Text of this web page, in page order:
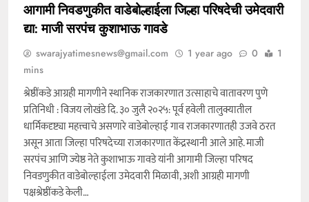
आगामी निवडणुकीत वाडेबोल्हाईला जिल्हा परिषदेची उमेदवारी
द्या: माजी सरपंच कुशाभाऊ गावडे
swarajyatimesnews@gmail.com 1 year ago 0
1
mins
श्रेष्ठींकडे आग्रही मागणीने स्थानिक राजकारणात उत्साहाचे वातावरण पुणे
प्रतिनिधी : विजय लोखंडे दि. ३० जुलै २०२५: पूर्व हवेली तालुक्यातील
धार्मिकदृष्ट्या महत्त्वाचे असणारे वाडेबोल्हाई गाव राजकारणातही उजवे ठरत
असून आता जिल्हा परिषदेच्या राजकारणात केंद्रस्थानी आले आहे. माजी
सरपंच आणि ज्येष्ठ नेते कुशाभाऊ गावडे यांनी आगामी जिल्हा परिषद
निवडणुकीत वाडेबोल्हाईला उमेदवारी मिळावी, अशी आग्रही मागणी
पक्षश्रेष्ठींकडे केली…